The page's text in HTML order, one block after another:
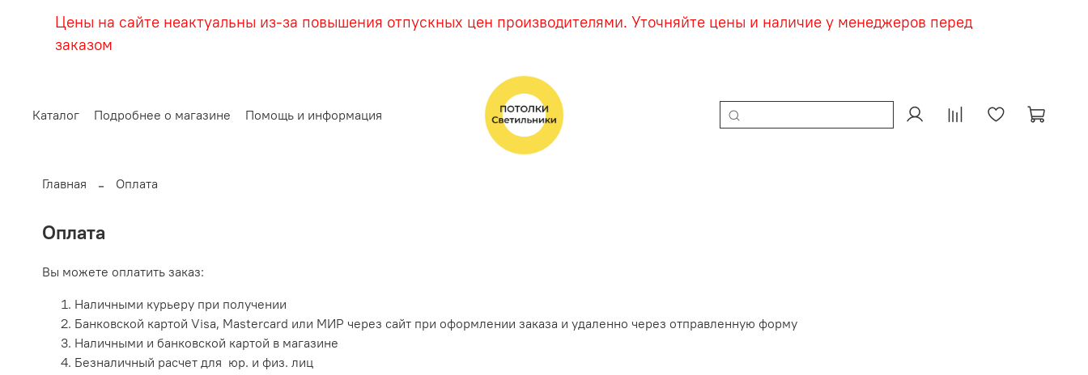
Цены на сайте неактуальны из-за повышения отпускных цен производителями. Уточняйте цены и наличие у менеджеров перед
заказом
Каталог Подробнее о магазине Помощь и информация
Главная Оплата
Оплата
Вы можете оплатить заказ:
Наличными курьеру при получении
Банковской картой Visa, Mastercard или МИР через сайт при оформлении заказа и удаленно через отправленную форму
Наличными и банковской картой в магазине
Безналичный расчет для юр. и физ. лиц